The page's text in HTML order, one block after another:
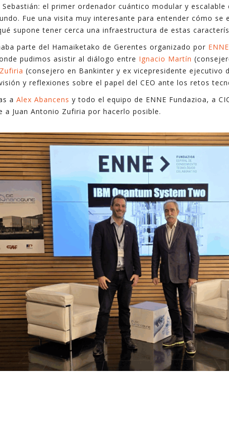
son complejas, y en
pero suficientes.
años, en los que he
podido ver cómo la
de datos mejora de
en diferentes
desde procesos
con el cliente,
de nuevos productos y
el primer ordenador cuántico modular y escalable
Fue una visita muy interesante para entender cómo se
supone tener cerca una infraestructura de estas
parte del Hamaiketako de Gerentes organizado por
pudimos asistir al diálogo entre Ignacio Martín
(consejero en Bankinter y ex vicepresidente ejecutivo
y reflexiones sobre el papel del CEO ante los retos
a Alex Abancens y todo el equipo de ENNE Fundazioa, a
a Juan Antonio Zufiria por hacerlo posible.